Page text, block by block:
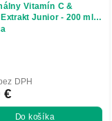
Vitamín C &
Junior - 200 ml -
DPH
€
Do košíka